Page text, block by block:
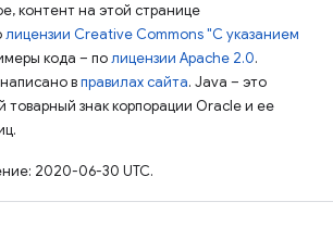
контент на этой странице
лицензии Creative Commons "С указанием
кода – полицензии Apache 2.0.
вправилах сайта. Java – это
товарный знак корпорации Oracle и ее
2020-06-30 UTC.